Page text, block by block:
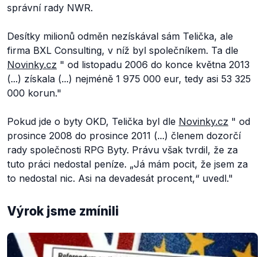
správní rady NWR.
Desítky milionů odměn nezískával sám Telička, ale
firma BXL Consulting, v níž byl společníkem. Ta dle
Novinky.cz " od listopadu 2006 do konce května 2013
(...) získala (...) nejméně 1 975 000 eur, tedy asi 53 325
000 korun."
Pokud jde o byty OKD, Telička byl dle Novinky.cz " od
prosince 2008 do prosince 2011 (...) členem dozorčí
rady společnosti RPG Byty. Právu však tvrdil, že za
tuto práci nedostal peníze. „Já mám pocit, že jsem za
to nedostal nic. Asi na devadesát procent,“ uvedl."
Výrok jsme zmínili